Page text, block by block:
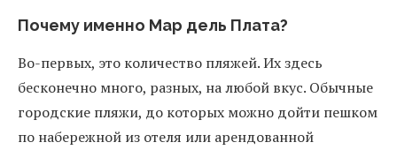
Почему именно Мар дель Плата?
Во-первых, это количество пляжей. Их здесь
бесконечно много, разных, на любой вкус. Обычные
городские пляжи, до которых можно дойти пешком
по набережной из отеля или арендованной